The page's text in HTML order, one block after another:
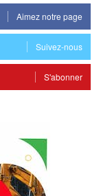
Aimez notre page
Suivez-nous
S'abonner